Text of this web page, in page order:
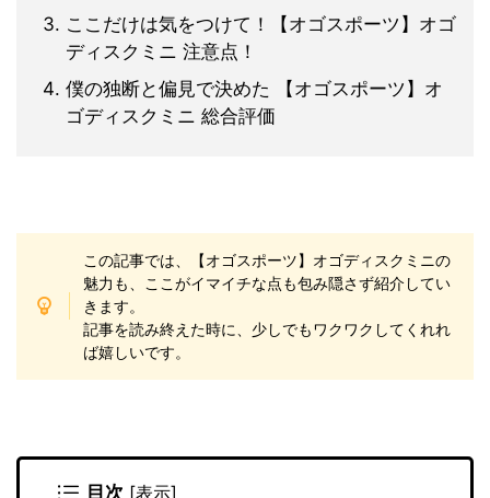
ここだけは気をつけて！【オゴスポーツ】オゴ
ディスクミニ 注意点！
僕の独断と偏見で決めた 【オゴスポーツ】オ
ゴディスクミニ 総合評価
この記事では、
【オゴスポーツ】オゴディスクミニの
魅力も、ここがイマイチな点も包み隠さず紹介してい
きます。
記事を読み終えた時に、少しでもワクワクしてくれれ
ば嬉しいです。
目次 [表示]